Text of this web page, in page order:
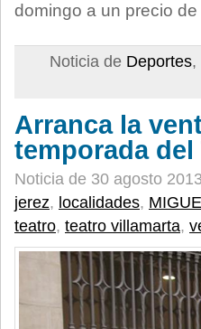
domingo a un precio
Noticia de Deportes,
Arranca la
temporada del
Noticia de 30 agosto
jerez, localidades,
teatro, teatro villamarta,